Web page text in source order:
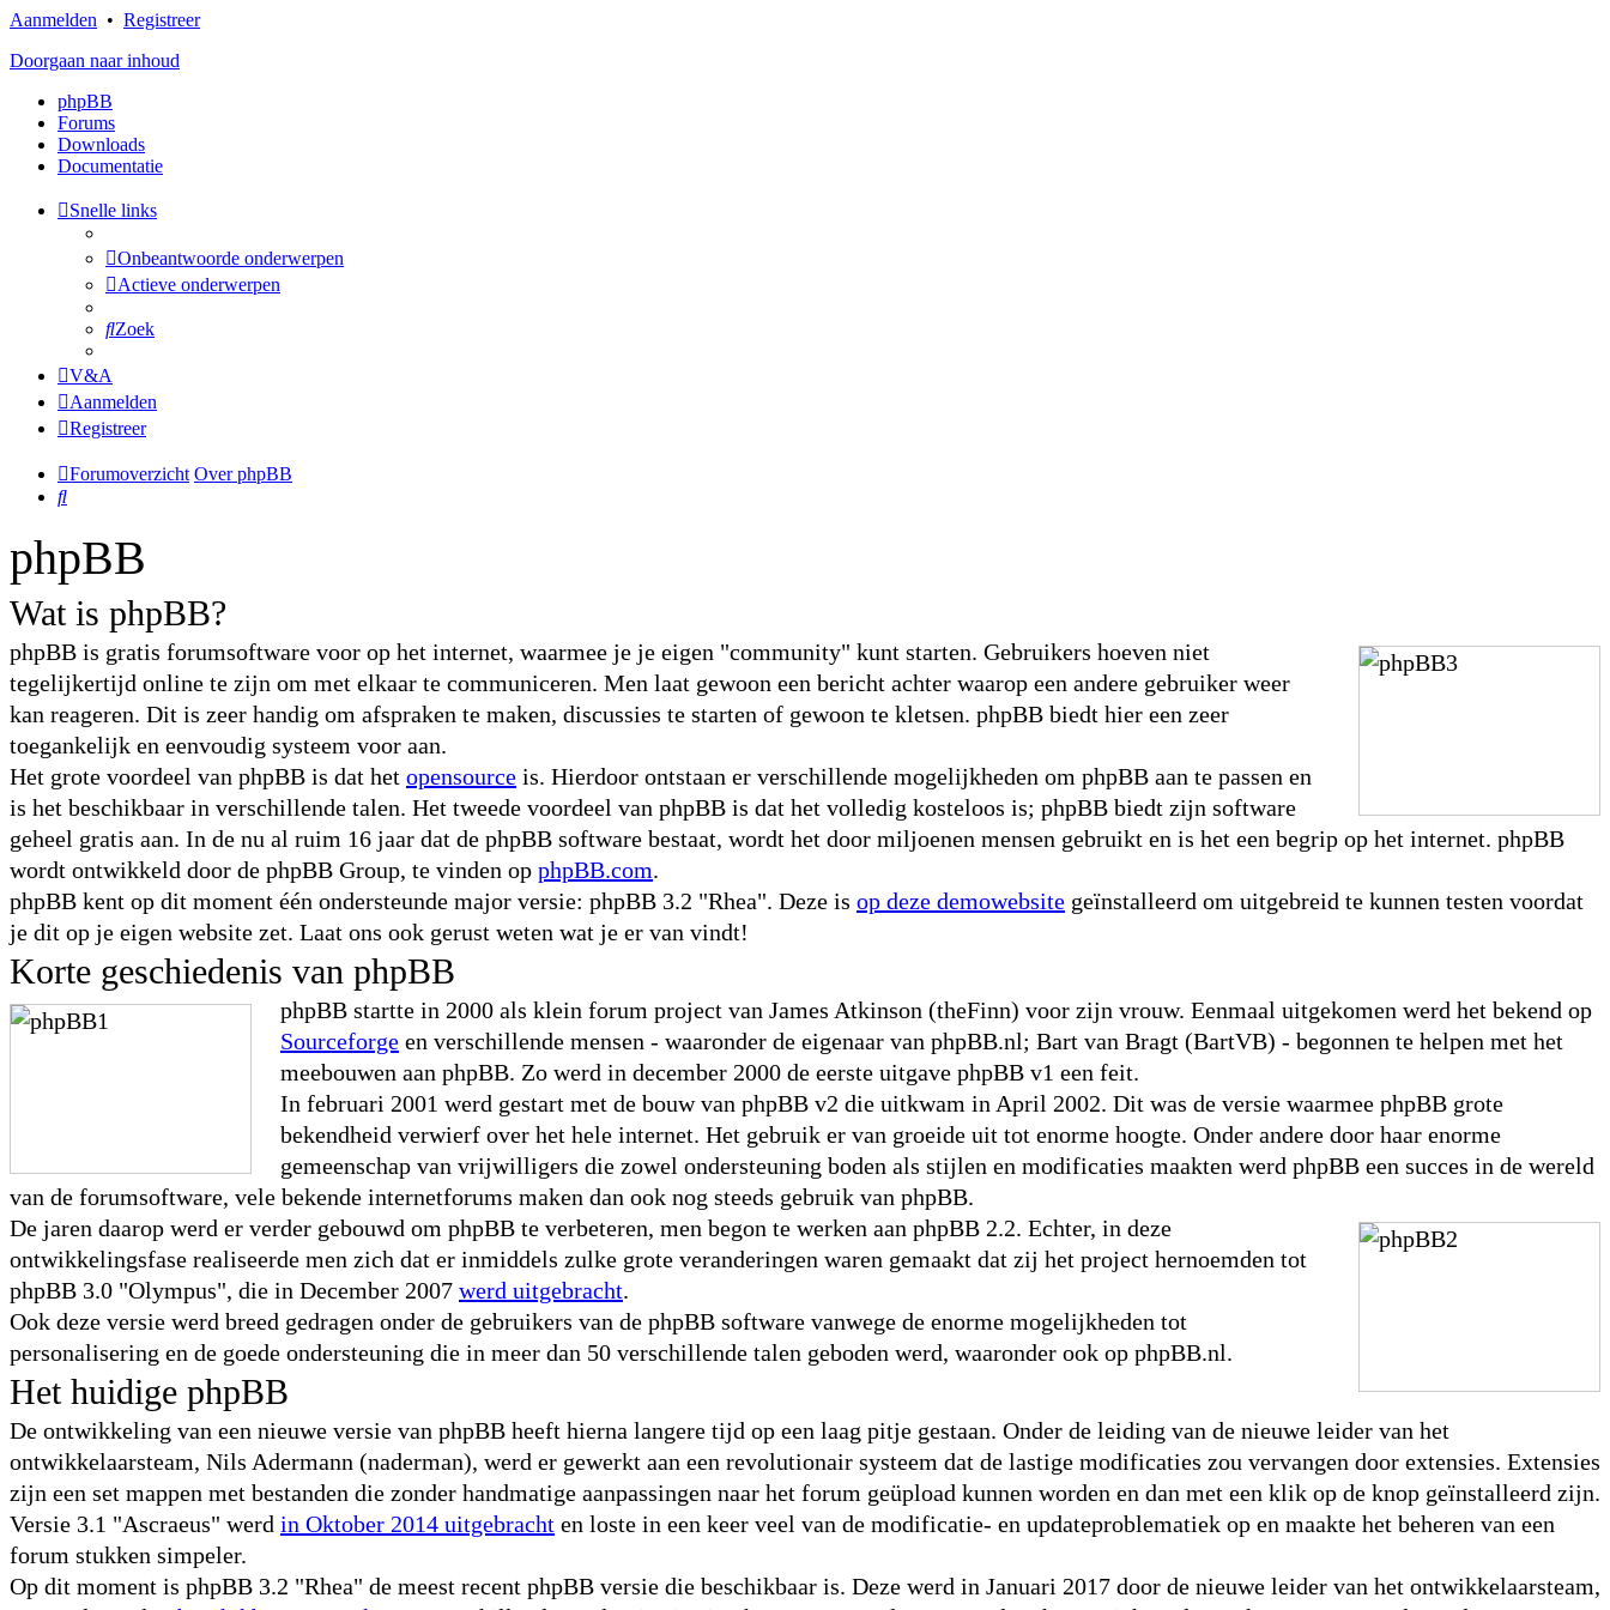
Aanmelden • Registreer
Doorgaan naar inhoud
phpBB
Forums
Downloads
Documentatie
Snelle links
Onbeantwoorde onderwerpen
Actieve onderwerpen
Zoek
V&A
Aanmelden
Registreer
Forumoverzicht Over phpBB
Zoek
phpBB
Wat is phpBB?
phpBB is gratis forumsoftware voor op het internet, waarmee je je eigen "community" kunt starten. Gebruikers hoeven niet
tegelijkertijd online te zijn om met elkaar te communiceren. Men laat gewoon een bericht achter waarop een andere gebruiker weer
kan reageren. Dit is zeer handig om afspraken te maken, discussies te starten of gewoon te kletsen. phpBB biedt hier een zeer
toegankelijk en eenvoudig systeem voor aan.
Het grote voordeel van phpBB is dat het opensource is. Hierdoor ontstaan er verschillende mogelijkheden om phpBB aan te passen en
is het beschikbaar in verschillende talen. Het tweede voordeel van phpBB is dat het volledig kosteloos is; phpBB biedt zijn software
geheel gratis aan. In de nu al ruim 16 jaar dat de phpBB software bestaat, wordt het door miljoenen mensen gebruikt en is het een begrip op het internet. phpBB
wordt ontwikkeld door de phpBB Group, te vinden op phpBB.com.
phpBB kent op dit moment één ondersteunde major versie: phpBB 3.2 "Rhea". Deze is op deze demowebsite geïnstalleerd om uitgebreid te kunnen testen voordat
je dit op je eigen website zet. Laat ons ook gerust weten wat je er van vindt!
Korte geschiedenis van phpBB
phpBB startte in 2000 als klein forum project van James Atkinson (theFinn) voor zijn vrouw. Eenmaal uitgekomen werd het bekend op
Sourceforge en verschillende mensen - waaronder de eigenaar van phpBB.nl; Bart van Bragt (BartVB) - begonnen te helpen met het
meebouwen aan phpBB. Zo werd in december 2000 de eerste uitgave phpBB v1 een feit.
In februari 2001 werd gestart met de bouw van phpBB v2 die uitkwam in April 2002. Dit was de versie waarmee phpBB grote
bekendheid verwierf over het hele internet. Het gebruik er van groeide uit tot enorme hoogte. Onder andere door haar enorme
gemeenschap van vrijwilligers die zowel ondersteuning boden als stijlen en modificaties maakten werd phpBB een succes in de wereld
van de forumsoftware, vele bekende internetforums maken dan ook nog steeds gebruik van phpBB.
De jaren daarop werd er verder gebouwd om phpBB te verbeteren, men begon te werken aan phpBB 2.2. Echter, in deze
ontwikkelingsfase realiseerde men zich dat er inmiddels zulke grote veranderingen waren gemaakt dat zij het project hernoemden tot
phpBB 3.0 "Olympus", die in December 2007 werd uitgebracht.
Ook deze versie werd breed gedragen onder de gebruikers van de phpBB software vanwege de enorme mogelijkheden tot
personalisering en de goede ondersteuning die in meer dan 50 verschillende talen geboden werd, waaronder ook op phpBB.nl.
Het huidige phpBB
De ontwikkeling van een nieuwe versie van phpBB heeft hierna langere tijd op een laag pitje gestaan. Onder de leiding van de nieuwe leider van het
ontwikkelaarsteam, Nils Adermann (naderman), werd er gewerkt aan een revolutionair systeem dat de lastige modificaties zou vervangen door extensies. Extensies
zijn een set mappen met bestanden die zonder handmatige aanpassingen naar het forum geüpload kunnen worden en dan met een klik op de knop geïnstalleerd zijn.
Versie 3.1 "Ascraeus" werd in Oktober 2014 uitgebracht en loste in een keer veel van de modificatie- en updateproblematiek op en maakte het beheren van een
forum stukken simpeler.
Op dit moment is phpBB 3.2 "Rhea" de meest recent phpBB versie die beschikbaar is. Deze werd in Januari 2017 door de nieuwe leider van het ontwikkelaarsteam,